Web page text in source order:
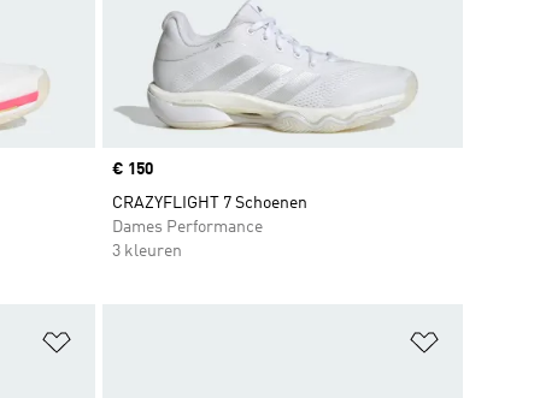
Price
€ 150
CRAZYFLIGHT 7 Schoenen
Dames Performance
3 kleuren